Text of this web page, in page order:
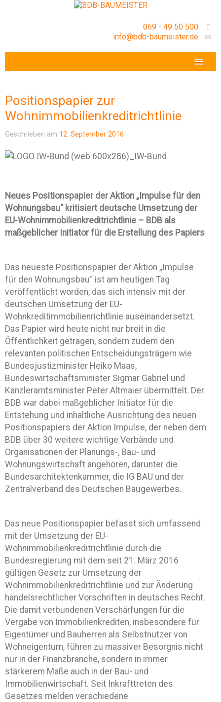
069 - 49 50 500
info@bdb-baumeister.de
GESCHÄFTSSTELLE
Positionspapier zur
Wohnimmobilienkreditrichtlinie
Geschrieben am 12. September 2016
Neues Positionspapier der Aktion „Impulse für den
Wohnungsbau“ kritisiert deutsche Umsetzung der
EU-Wohnimmobilienkreditrichtlinie – BDB als
maßgeblicher Initiator für die Erstellung des Papiers
Das neueste Positionspapier der Aktion „Impulse
für den Wohnungsbau“ ist am heutigen Tag
veröffentlicht worden, das sich intensiv mit der
deutschen Umsetzung der EU-
Wohnkreditimmobilienrichtlinie auseinandersetzt.
Das Papier wird heute nicht nur breit in die
Öffentlichkeit getragen, sondern zudem den
relevanten politischen Entscheidungsträgern wie
Bundesjustizminister Heiko Maas,
Bundeswirtschaftsminister Sigmar Gabriel und
Kanzleramtsminister Peter Altmaier übermittelt. Der
BDB war dabei maßgeblicher Initiator für die
Entstehung und inhaltliche Ausrichtung des neuen
Positionspapiers der Aktion Impulse, der neben dem
BDB über 30 weitere wichtige Verbände und
Organisationen der Planungs-, Bau- und
Wohnungswirtschaft angehören, darunter die
Bundesarchitektenkammer, die IG BAU und der
Zentralverband des Deutschen Baugewerbes.
Das neue Positionspapier befasst sich umfassend
mit der Umsetzung der EU-
Wohnimmobilienkreditrichtlinie durch die
Bundesregierung mit dem seit 21. März 2016
gültigen Gesetz zur Umsetzung der
Wohnimmobilienkreditrichtlinie und zur Änderung
handelsrechtlicher Vorschriften in deutsches Recht.
Die damit verbundenen Verschärfungen für die
Vergabe von Immobilienkrediten, insbesondere für
Eigentümer und Bauherren als Selbstnutzer von
Wohneigentum, führen zu massiver Besorgnis nicht
nur in der Finanzbranche, sondern in immer
stärkerem Maße auch in der Bau- und
Immobilienwirtschaft. Seit Inkrafttreten des
Gesetzes melden verschiedene